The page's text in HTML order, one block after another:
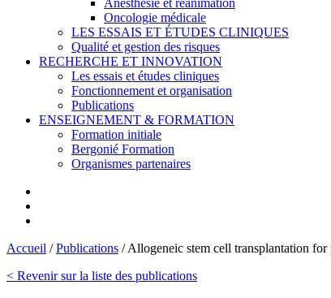
Anesthésie et réanimation
Oncologie médicale
LES ESSAIS ET ÉTUDES CLINIQUES
Qualité et gestion des risques
RECHERCHE ET INNOVATION
Les essais et études cliniques
Fonctionnement et organisation
Publications
ENSEIGNEMENT & FORMATION
Formation initiale
Bergonié Formation
Organismes partenaires
Accueil /Publications /Allogeneic stem cell transplantation
< Revenir sur la liste des publications